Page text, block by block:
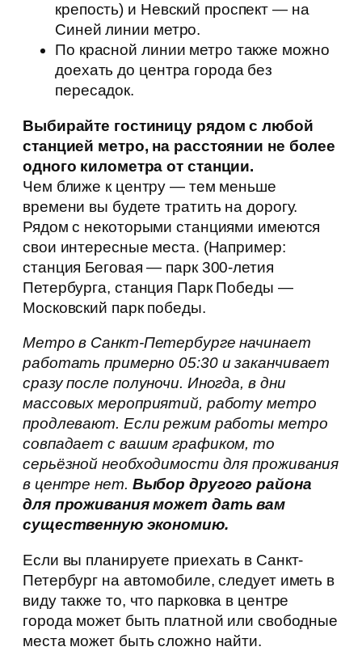
крепость) и Невский проспект — на
Синей линии метро.
По красной линии метро также можно
доехать до центра города без
пересадок.
Выбирайте гостиницу рядом с любой
станцией метро, на расстоянии не более
одного километра от станции.
Чем ближе к центру — тем меньше
времени вы будете тратить на дорогу.
Рядом с некоторыми станциями имеются
свои интересные места. (Например:
станция Беговая — парк 300-летия
Петербурга, станция Парк Победы —
Московский парк победы.
Метро в Санкт-Петербурге начинает
работать примерно 05:30 и заканчивает
сразу после полуночи. Иногда, в дни
массовых мероприятий, работу метро
продлевают. Если режим работы метро
совпадает с вашим графиком, то
серьёзной необходимости для проживания
в центре нет. Выбор другого района
для проживания может дать вам
существенную экономию.
Если вы планируете приехать в Санкт-
Петербург на автомобиле, следует иметь в
виду также то, что парковка в центре
города может быть платной или свободные
места может быть сложно найти.